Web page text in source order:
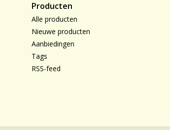
Producten
Alle producten
Nieuwe producten
Aanbiedingen
Tags
RSS-feed